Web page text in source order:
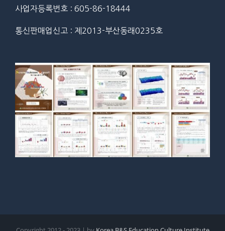
사업자등록번호 : 605-86-18444
통신판매업신고 : 제2013-부산동래0235호